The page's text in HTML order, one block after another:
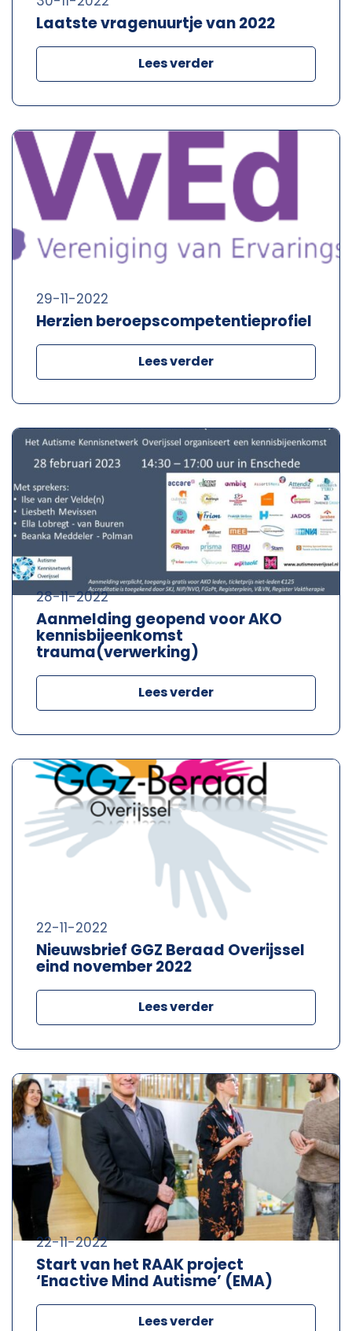
Laatste vragenuurtje van 2022
Lees verder
Herzien beroepscompetentieprofiel
29-11-2022
Lees verder
Aanmelding geopend voor AKO
kennisbijeenkomst
trauma(verwerking)
28-11-2022
Lees verder
Nieuwsbrief GGZ Beraad Overijssel
eind november 2022
22-11-2022
Lees verder
Start van het RAAK project
‘Enactive Mind Autisme’ (EMA)
22-11-2022
Lees verder